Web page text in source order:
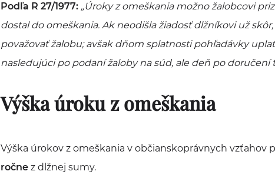
Podľa R 27/1977: „Úroky z omeškania možno žalobcovi
dostal do omeškania. Ak neodišla žiadosť dlžníkovi už
považovať žalobu; avšak dňom splatnosti pohľadávky
nasledujúci po podaní žaloby na súd, ale deň po doručení
Výška úroku z omeškania
Výška úrokov z omeškania v občianskoprávnych vzťahov
ročne z dlžnej sumy.